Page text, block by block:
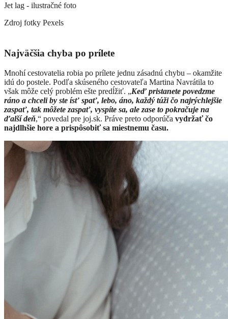
Jet lag - ilustračné foto
Zdroj fotky Pexels
Najväčšia chyba po prílete
Mnohí cestovatelia robia po prílete jednu zásadnú chybu – okamžite
idú do postele. Podľa skúseného cestovateľa Martina Navrátila to
však môže celý problém ešte predĺžiť. „Keď pristanete povedzme
ráno a chceli by ste ísť spať, lebo, áno, každý túži čo najrýchlejšie
zaspať, tak môžete zaspať, vyspíte sa, ale zase to pokračuje na
ďalší deň,“ povedal pre joj.sk. Práve preto odporúča vydržať čo
najdlhšie hore a prispôsobiť sa miestnemu času.